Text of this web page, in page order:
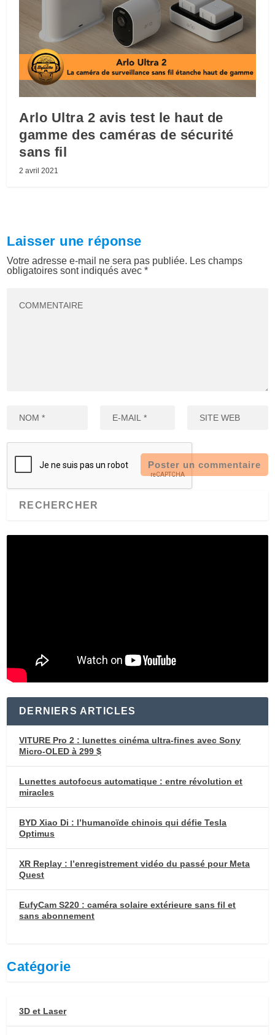
Arlo Ultra 2 avis test le haut de
gamme des caméras de sécurité
sans fil
2 avril 2021
Laisser une réponse
Votre adresse e-mail ne sera pas publiée. Les champs
obligatoires sont indiqués avec*
DERNIERS ARTICLES
VITURE Pro 2 : lunettes cinéma ultra-fines avec Sony
Micro-OLED à 299 $
Lunettes autofocus automatique : entre révolution et
miracles
BYD Xiao Di : l’humanoïde chinois qui défie Tesla
Optimus
XR Replay : l’enregistrement vidéo du passé pour Meta
Quest
EufyCam S220 : caméra solaire extérieure sans fil et
sans abonnement
Catégorie
3D et Laser